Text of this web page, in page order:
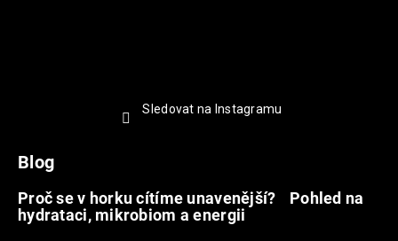
Sledovat na Instagramu
Blog
Proč se v horku cítíme unavenější? Pohled na
hydrataci, mikrobiom a energii